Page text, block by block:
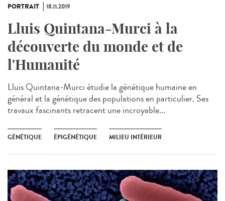
PORTRAIT 18.11.2019
Lluis Quintana-Murci à la
découverte du monde et de
l'Humanité
Lluis Quintana-Murci étudie la génétique humaine en
général et la génétique des populations en particulier. Ses
travaux fascinants retracent une incroyable...
GÉNÉTIQUE ÉPIGÉNÉTIQUE MILIEU INTÉRIEUR